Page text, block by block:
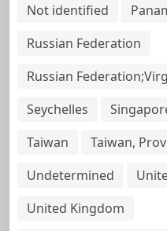
Not identified
Russian Federation
Russian
Seychelles
Taiwan
Taiwan,
Undetermined
United Kingdom